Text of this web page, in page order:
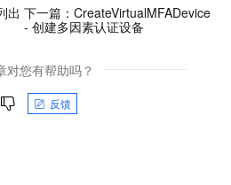
出 下一篇：CreateVirtualMFADevice
- 创建多因素认证设备
对您有帮助吗？
反馈